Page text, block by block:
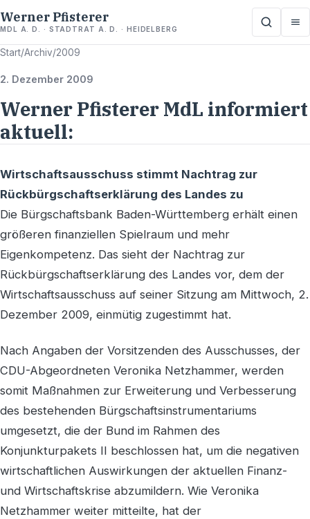
Werner Pfisterer
MDL A. D. · STADTRAT A. D. · HEIDELBERG
Start/Archiv/2009
2. Dezember 2009
Werner Pfisterer MdL informiert
aktuell:
Wirtschaftsausschuss stimmt Nachtrag zur
Rückbürgschaftserklärung des Landes zu
Die Bürgschaftsbank Baden-Württemberg erhält einen
größeren finanziellen Spielraum und mehr
Eigenkompetenz. Das sieht der Nachtrag zur
Rückbürgschaftserklärung des Landes vor, dem der
Wirtschaftsausschuss auf seiner Sitzung am Mittwoch, 2.
Dezember 2009, einmütig zugestimmt hat.
Nach Angaben der Vorsitzenden des Ausschusses, der
CDU-Abgeordneten Veronika Netzhammer, werden
somit Maßnahmen zur Erweiterung und Verbesserung
des bestehenden Bürgschaftsinstrumentariums
umgesetzt, die der Bund im Rahmen des
Konjunkturpakets II beschlossen hat, um die negativen
wirtschaftlichen Auswirkungen der aktuellen Finanz-
und Wirtschaftskrise abzumildern. Wie Veronika
Netzhammer weiter mitteilte, hat der